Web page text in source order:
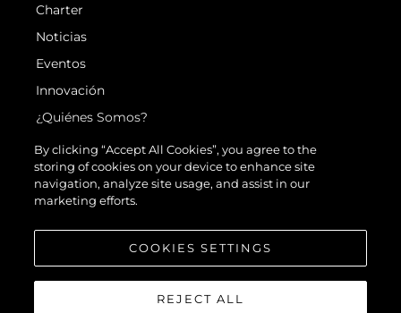
Charter
Noticias
Eventos
Innovación
¿Quiénes Somos?
El Equipo
Estilo De Vida
Historia
By clicking “Accept All Cookies”, you agree to the
storing of cookies on your device to enhance site
navigation, analyze site usage, and assist in our
marketing efforts.
COOKIES SETTINGS
REJECT ALL